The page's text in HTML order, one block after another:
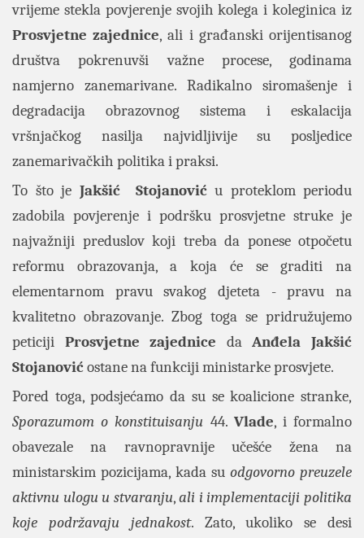
vrijeme stekla povjerenje svojih kolega i koleginica iz
Prosvjetne zajednice, ali i građanski orijentisanog
društva pokrenuvši važne procese, godinama
namjerno zanemarivane. Radikalno siromašenje i
degradacija obrazovnog sistema i eskalacija
vršnjačkog nasilja najvidljivije su posljedice
zanemarivačkih politika i praksi.
To što je Jakšić Stojanoviću proteklom periodu
zadobila povjerenje i podršku prosvjetne struke je
najvažniji preduslov koji treba da ponese otpočetu
reformu obrazovanja, a koja će se graditi na
elementarnom pravu svakog djeteta - pravu na
kvalitetno obrazovanje. Zbog toga se pridružujemo
peticiji Prosvjetne zajednice daAnđela Jakšić
Stojanovićostane na funkciji ministarke prosvjete.
Pored toga, podsjećamo da su se koalicione stranke,
Sporazumom o konstituisanju 44. Vlade, i formalno
obavezale na ravnopravnije učešće žena na
ministarskim pozicijama, kada su odgovorno preuzele
aktivnu ulogu u stvaranju,ali i implementaciji politika
koje podržavaju jednakost. Zato, ukoliko se desi